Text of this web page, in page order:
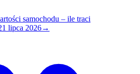
samochodu – ile traci
lipca 2026→